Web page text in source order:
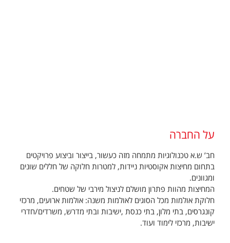
על החברה
חב’ ש.א טכנולוגיות מתמחה מזה כעשור, בייצור וביצוע פרויקטים
בתחום מחיצות אקוסטיות ניידות, למטרות חלוקה של חללים שונים
ומגוונים.
המחיצות מהוות פתרון מושלם לניצול מירבי של שטחים.
חלוקת אולמות מכל הסוגים לאולמות משנה: אולמות ארועים, מרכזי
קונגרסים, בתי מלון, בתי כנסת ,ישיבות ובתי מדרש, משרדים/חדרי
ישיבות, מרכזי לימוד ועוד.